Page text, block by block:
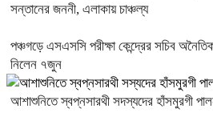
সন্তানের জননী, এলাকায় চাঞ্চল্য
পঞ্চগড়ে এসএসসি পরীক্ষা কেন্দ্রের সচিব
নিলেন ৭জুন
আশাশুনিতে স্বপ্নসারথী সদস্যদের হাঁসমুরগী